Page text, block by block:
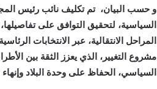
و حسب البيان، تم تكليف نائب رئيس
السياسية، لتحقيق التوافق على
المراحل الانتقالية، عبر الانتخابات
مشروع التغيير، الذي يعزز الثقة بين
السياسي، الحفاظ على وحدة البلاد